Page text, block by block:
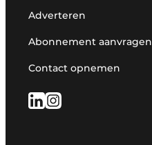
Adverteren
Abonnement aanvragen
Contact opnemen